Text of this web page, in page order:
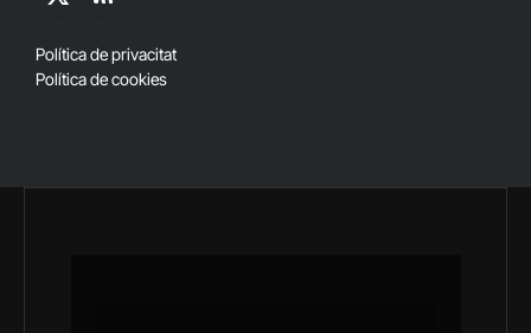
X
RSS
Política de privacitat
Política de cookies